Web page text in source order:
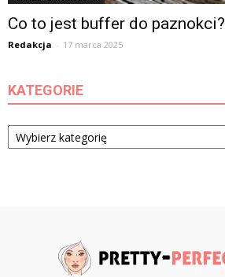
Co to jest buffer do paznokci?
Redakcja - 17 marca 2025
KATEGORIE
Kategorie